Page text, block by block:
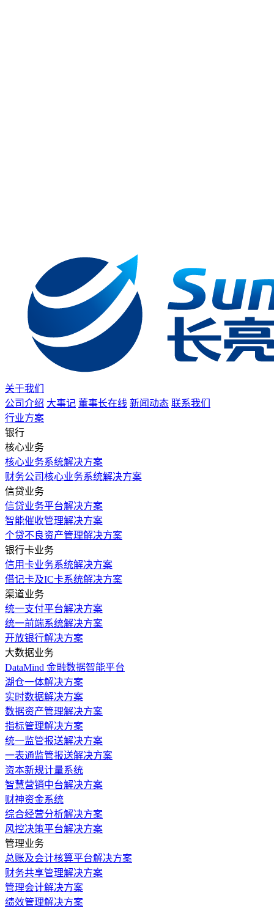
关于我们
公司介绍 大事记 董事长在线 新闻动态 联系我们
行业方案
银行
核心业务
核心业务系统解决方案
财务公司核心业务系统解决方案
信贷业务
信贷业务平台解决方案
智能催收管理解决方案
个贷不良资产管理解决方案
银行卡业务
信用卡业务系统解决方案
借记卡及IC卡系统解决方案
渠道业务
统一支付平台解决方案
统一前端系统解决方案
开放银行解决方案
大数据业务
DataMind 金融数据智能平台
湖仓一体解决方案
实时数据解决方案
数据资产管理解决方案
指标管理解决方案
统一监管报送解决方案
一表通监管报送解决方案
资本新规计量系统
智慧营销中台解决方案
财神资金系统
综合经营分析解决方案
风控决策平台解决方案
管理业务
总账及会计核算平台解决方案
财务共享管理解决方案
管理会计解决方案
绩效管理解决方案